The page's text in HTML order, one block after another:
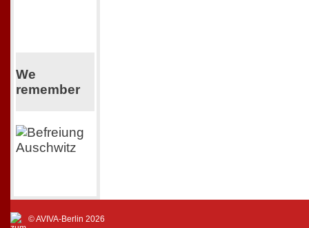
We
remember
© AVIVA-Berlin 2026